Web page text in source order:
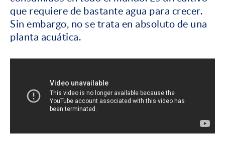
que requiere de bastante agua para crecer.
Sin embargo, no se trata en absoluto de una
planta acuática.